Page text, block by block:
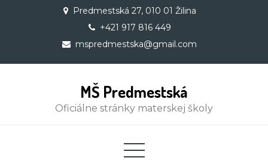
Predmestská 27, 010 01 Žilina
+421 917 816 449
mspredmestska@gmail.com
MŠ Predmestská
Oficiálne stránky materskej školy